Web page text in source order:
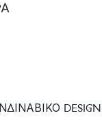
κληρονομιά
DESIGN